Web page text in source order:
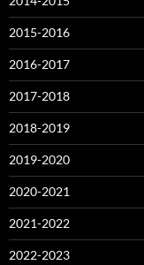
2015-2016
2016-2017
2017-2018
2018-2019
2019-2020
2020-2021
2021-2022
2022-2023